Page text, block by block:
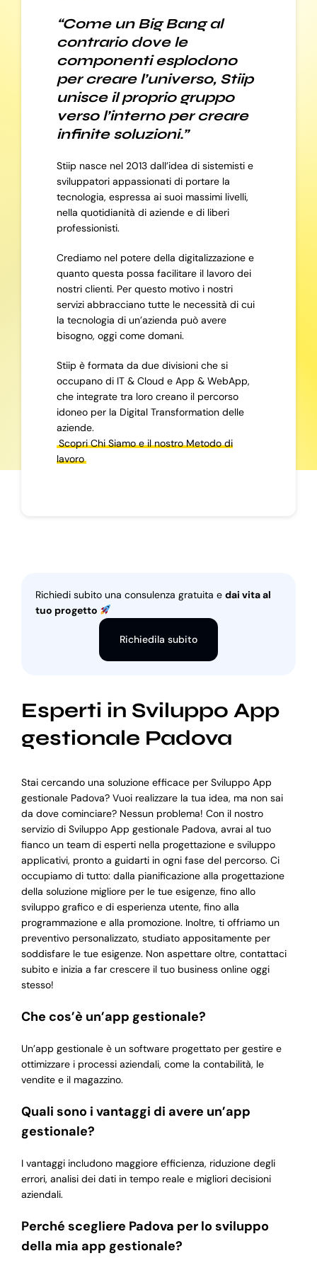
“Come un Big Bang al
contrario dove le
componenti esplodono
per creare l’universo, Stiip
unisce il proprio gruppo
verso l’interno per creare
infinite soluzioni.”
Stiip nasce nel 2013 dall’idea di sistemisti e
sviluppatori appassionati di portare la
tecnologia, espressa ai suoi massimi livelli,
nella quotidianità di aziende e di liberi
professionisti.
Crediamo nel potere della digitalizzazione e
quanto questa possa facilitare il lavoro dei
nostri clienti. Per questo motivo i nostri
servizi abbracciano tutte le necessità di cui
la tecnologia di un’azienda può avere
bisogno, oggi come domani.
Stiip è formata da due divisioni che si
occupano di IT & Cloud e App & WebApp,
che integrate tra loro creano il percorso
idoneo per la Digital Transformation delle
aziende.
Scopri Chi Siamo e il nostro Metodo di
lavoro
Richiedi subito una consulenza gratuita e dai vita al
tuo progetto
Richiedila subito
Esperti in Sviluppo App
gestionale Padova
Stai cercando una soluzione efficace per Sviluppo App
gestionale Padova? Vuoi realizzare la tua idea, ma non sai
da dove cominciare? Nessun problema! Con il nostro
servizio di Sviluppo App gestionale Padova, avrai al tuo
fianco un team di esperti nella progettazione e sviluppo
applicativi, pronto a guidarti in ogni fase del percorso. Ci
occupiamo di tutto: dalla pianificazione alla progettazione
della soluzione migliore per le tue esigenze, fino allo
sviluppo grafico e di esperienza utente, fino alla
programmazione e alla promozione. Inoltre, ti offriamo un
preventivo personalizzato, studiato appositamente per
soddisfare le tue esigenze. Non aspettare oltre, contattaci
subito e inizia a far crescere il tuo business online oggi
stesso!
Che cos’è un’app gestionale?
Un’app gestionale è un software progettato per gestire e
ottimizzare i processi aziendali, come la contabilità, le
vendite e il magazzino.
Quali sono i vantaggi di avere un’app
gestionale?
I vantaggi includono maggiore efficienza, riduzione degli
errori, analisi dei dati in tempo reale e migliori decisioni
aziendali.
Perché scegliere Padova per lo sviluppo
della mia app gestionale?